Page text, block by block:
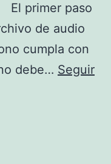
El primer paso
de audio
cumpla con
debe… Seguir